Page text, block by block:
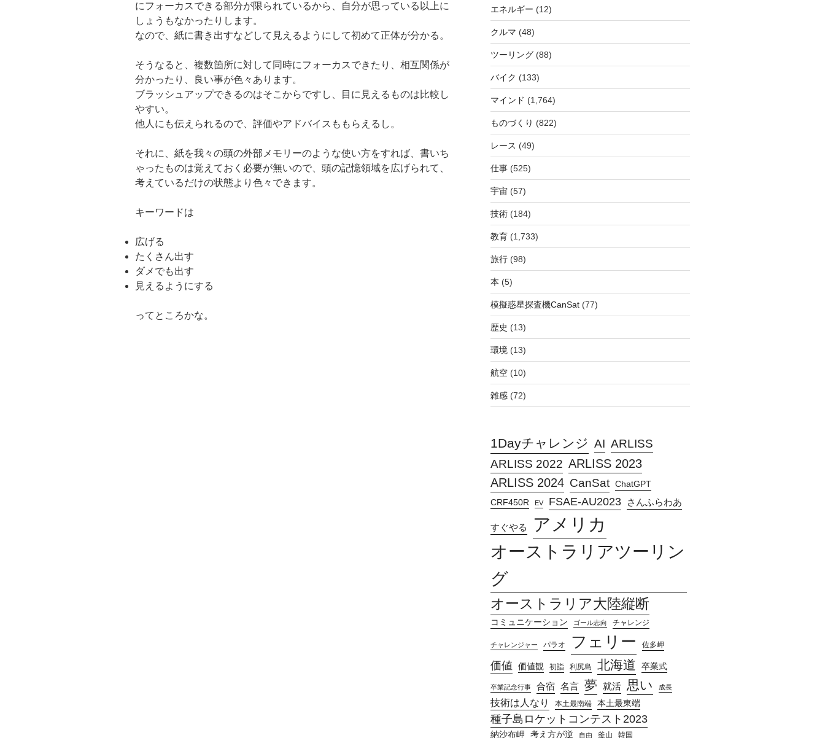
にフォーカスできる部分が限られているから、自分が思っている以上に
しょうもなかったりします。
なので、紙に書き出すなどして見えるようにして初めて正体が分かる。
そうなると、複数箇所に対して同時にフォーカスできたり、相互関係が
分かったり、良い事が色々あります。
ブラッシュアップできるのはそこからですし、目に見えるものは比較し
やすい。
他人にも伝えられるので、評価やアドバイスももらえるし。
それに、紙を我々の頭の外部メモリーのような使い方をすれば、書いち
ゃったものは覚えておく必要が無いので、頭の記憶領域を広げられて、
考えているだけの状態より色々できます。
キーワードは
広げる
たくさん出す
ダメでも出す
見えるようにする
ってところかな。
エネルギー (12)
クルマ (48)
ツーリング(88)
バイク (133)
マインド (1,764)
ものづくり (822)
レース (49)
仕事(525)
宇宙(57)
技術(184)
教育(1,733)
旅行(98)
本 (5)
模擬惑星探査機CanSat(77)
歴史 (13)
環境(13)
航空(10)
雑感(72)
1Dayチャレンジ AI ARLISS
ARLISS 2022 ARLISS 2023
ARLISS 2024 CanSat
ChatGPT
CRF450R
EV FSAE-AU2023 さんふらわあ
すぐやる アメリカ
オーストラリアツーリン
グ
オーストラリア大陸縦断
コミュニケーション ゴール志向 チャレンジ
チャレンジャー パラオ フェリー 佐多岬
価値 価値観 初詣 利尻島 北海道 卒業式
卒業記念行事 合宿 名言 夢 就活 思い 成長
技術は人なり 本土最南端 本土最東端
種子島ロケットコンテスト2023
納沙布岬 考え方が逆 自由 釜山 韓国